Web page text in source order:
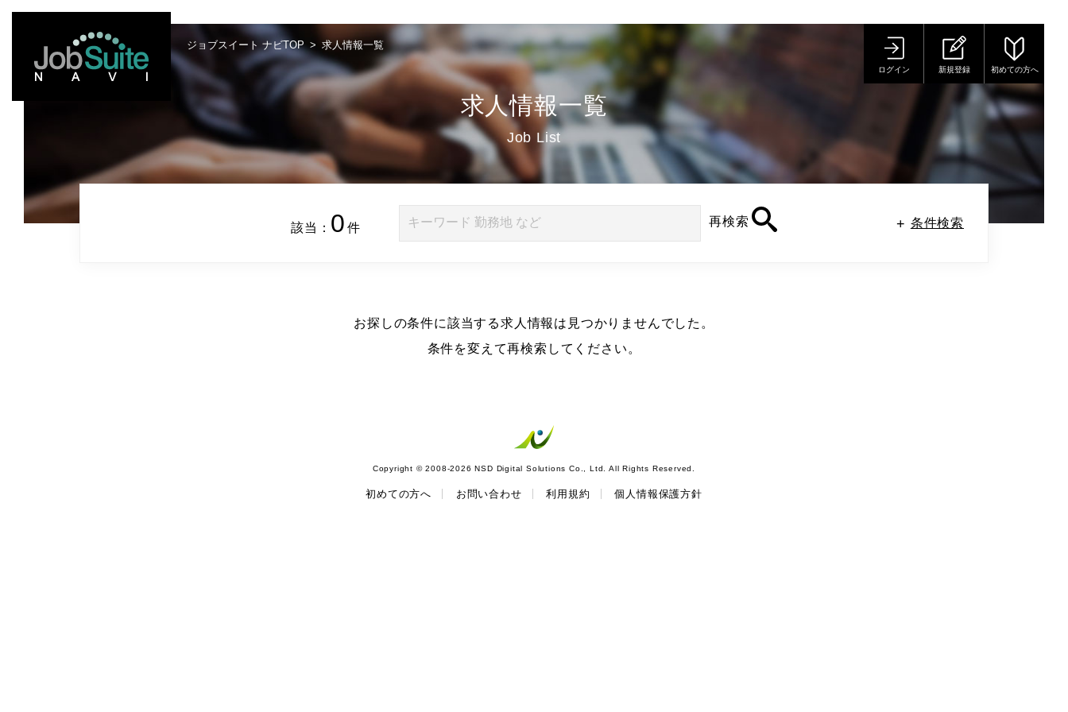
ログイン 新規登録 初めての方へ
ジョブスイート ナビTOP 求人情報一覧
求人情報一覧
Job List
該当： 0 件 再検索 条件検索
お探しの条件に該当する求人情報は見つかりませんでした。
条件を変えて再検索してください。
Copyright © 2008-2026 NSD Digital Solutions Co., Ltd. All Rights Reserved.
初めての方へ お問い合わせ 利用規約 個人情報保護方針